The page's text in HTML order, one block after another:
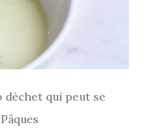
qui peut se